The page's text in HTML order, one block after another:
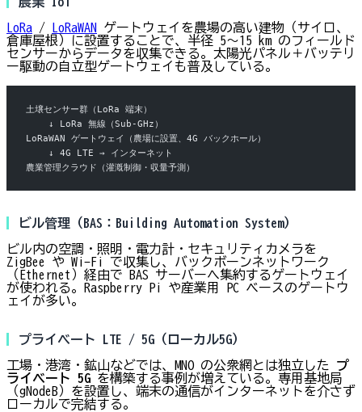
LoRa / LoRaWAN
ゲートウェイを農場の高い建物（サイロ、
倉庫屋根）に設置することで、半径 5〜15 km のフィールド
センサーからデータを収集できる。太陽光パネル＋バッテリ
ー駆動の自立型ゲートウェイも普及している。
土壌センサー群（LoRa 端末）
    ↓ LoRa 無線（Sub-GHz）
LoRaWAN ゲートウェイ（農場に設置、4G バックホール）
    ↓ 4G LTE → インターネット
農業管理クラウド（灌漑制御・収量予測）
ビル管理（BAS：Building Automation System）
ビル内の空調・照明・電力計・セキュリティカメラを
ZigBee や Wi-Fi で収集し、バックボーンネットワーク
（Ethernet）経由で BAS サーバーへ集約するゲートウェイ
が使われる。Raspberry Pi や産業用 PC ベースのゲートウ
ェイが多い。
プライベート LTE / 5G（ローカル5G）
工場・港湾・鉱山などでは、MNO の公衆網とは独立した プ
ライベート 5G を構築する事例が増えている。専用基地局
（gNodeB）を設置し、端末の通信がインターネットを介さず
ローカルで完結する。